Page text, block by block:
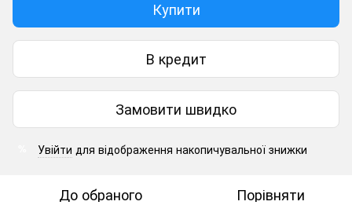
Купити
В кредит
Замовити швидко
Увійти для відображення накопичувальної знижки
До обраного Порівняти